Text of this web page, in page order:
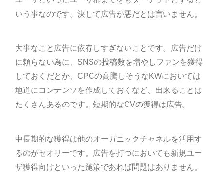
いう事なのです。決して広告が悪だとは言いません。
大事なこと広告に依存しすぎないことです。広告だけ
に頼らない為に、SNSの投稿数を増やしファンを獲得
しておくだとか、CPCの高騰しそうなKWにおいては
地道にコンテンツを作成しておくなど、出来ることは
たくさんあるのです。短期的なCVの獲得は広告。
中長期的な獲得は他のオーガニックチャネルを活用す
るのがセオリーです。広告を打つにおいても新規ユー
ザ獲得向けといった施策であれば問題はありません。